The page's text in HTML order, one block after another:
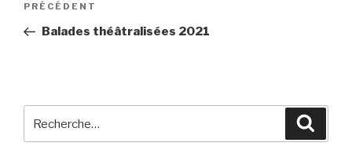
l’article
Article
précédent
PRÉCÉDENT
Balades théâtralisées 2021